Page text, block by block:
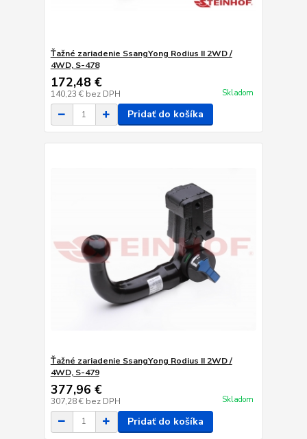
Ťažné zariadenie SsangYong Rodius II 2WD /
4WD, S-478
172,48 €
140,23 € bez DPH Skladom
Pridať do košíka
Ťažné zariadenie SsangYong Rodius II 2WD /
4WD, S-479
377,96 €
307,28 € bez DPH Skladom
Pridať do košíka